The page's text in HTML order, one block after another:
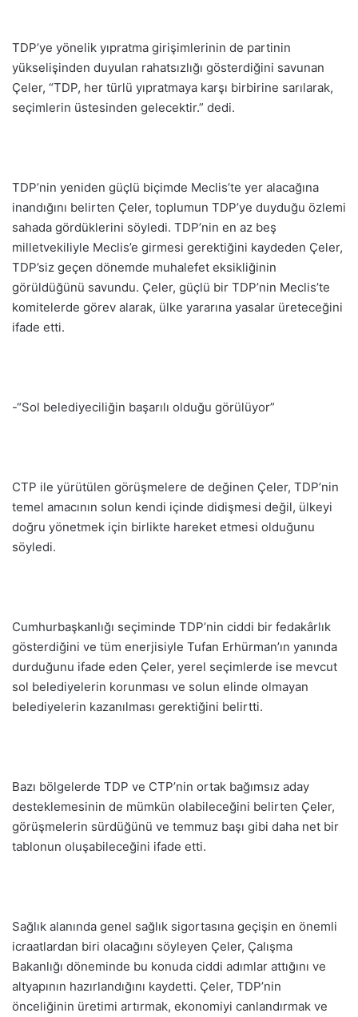
TDP’ye yönelik yıpratma girişimlerinin de partinin
yükselişinden duyulan rahatsızlığı gösterdiğini savunan
Çeler, “TDP, her türlü yıpratmaya karşı birbirine sarılarak,
seçimlerin üstesinden gelecektir.” dedi.
TDP’nin yeniden güçlü biçimde Meclis’te yer alacağına
inandığını belirten Çeler, toplumun TDP’ye duyduğu özlemi
sahada gördüklerini söyledi. TDP’nin en az beş
milletvekiliyle Meclis’e girmesi gerektiğini kaydeden Çeler,
TDP’siz geçen dönemde muhalefet eksikliğinin
görüldüğünü savundu. Çeler, güçlü bir TDP’nin Meclis’te
komitelerde görev alarak, ülke yararına yasalar üreteceğini
ifade etti.
-“Sol belediyeciliğin başarılı olduğu görülüyor”
CTP ile yürütülen görüşmelere de değinen Çeler, TDP’nin
temel amacının solun kendi içinde didişmesi değil, ülkeyi
doğru yönetmek için birlikte hareket etmesi olduğunu
söyledi.
Cumhurbaşkanlığı seçiminde TDP’nin ciddi bir fedakârlık
gösterdiğini ve tüm enerjisiyle Tufan Erhürman’ın yanında
durduğunu ifade eden Çeler, yerel seçimlerde ise mevcut
sol belediyelerin korunması ve solun elinde olmayan
belediyelerin kazanılması gerektiğini belirtti.
Bazı bölgelerde TDP ve CTP’nin ortak bağımsız aday
desteklemesinin de mümkün olabileceğini belirten Çeler,
görüşmelerin sürdüğünü ve temmuz başı gibi daha net bir
tablonun oluşabileceğini ifade etti.
Sağlık alanında genel sağlık sigortasına geçişin en önemli
icraatlardan biri olacağını söyleyen Çeler, Çalışma
Bakanlığı döneminde bu konuda ciddi adımlar attığını ve
altyapının hazırlandığını kaydetti. Çeler, TDP’nin
önceliğinin üretimi artırmak, ekonomiyi canlandırmak ve